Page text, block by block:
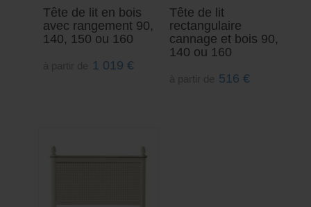
Tête de lit en bois
avec rangement 90,
140, 150 ou 160
1 019€
Tête de lit
rectangulaire
cannage et bois 90,
140 ou 160
516 €